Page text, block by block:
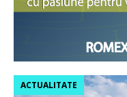
ACTUALITATE